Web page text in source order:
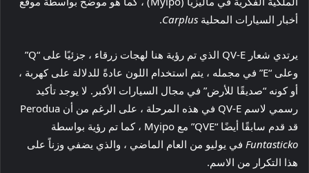
أخبار السيارات المحلية Carplus
.
يرتدي شعار QV-E الذي تم رؤية هنا لهجات زرقاء ، جزئيًا على “Q”
وعلى “E” في مجمله ، يتم استخدام اللون عادةً للدلالة على كهربة ،
أو كونه “صديقًا للأرض” في مجال السيارات الأكبر. لا يوجد تأكيد
رسمي لاسم QV-E في هذه المرحلة ، على الرغم من أن Perodua
قد قدم سابقًا أيضًا “QVE” مع Myipo ، كما تم رؤية بواسطة
Funtasticko في يوليو من العام الماضي ، والذي يضفي وزناً على
هذا التكرار من الاسم.